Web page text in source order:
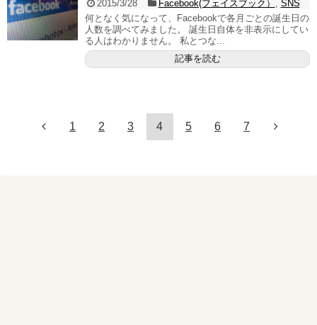
2015/3/28 Facebook(フェイスブック） , SNS
何となく気になって、Facebookで各月ごとの誕生日の
人数を調べてみました。 誕生日自体を非表示にしてい
る人はわかりません。 私とつな...
記事を読む
1 2 3 4 5 6 7